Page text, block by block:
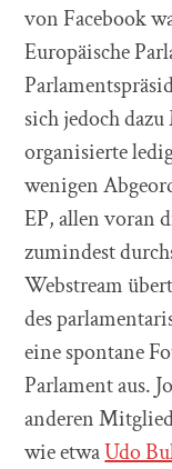
von Facebook
Europäische
sich jedoch
organisierte
wenigen
EP, allen voran
zumindest
Webstream
des
eine spontane
Parlament aus.
anderen
wie etwaUdo